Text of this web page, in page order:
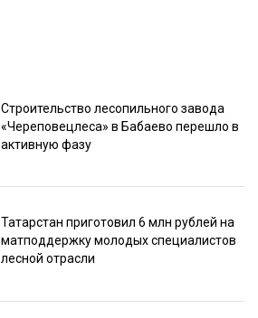
Строительство лесопильного завода
«Череповецлеса» в Бабаево перешло в
активную фазу
Татарстан приготовил 6 млн рублей на
матподдержку молодых специалистов
лесной отрасли